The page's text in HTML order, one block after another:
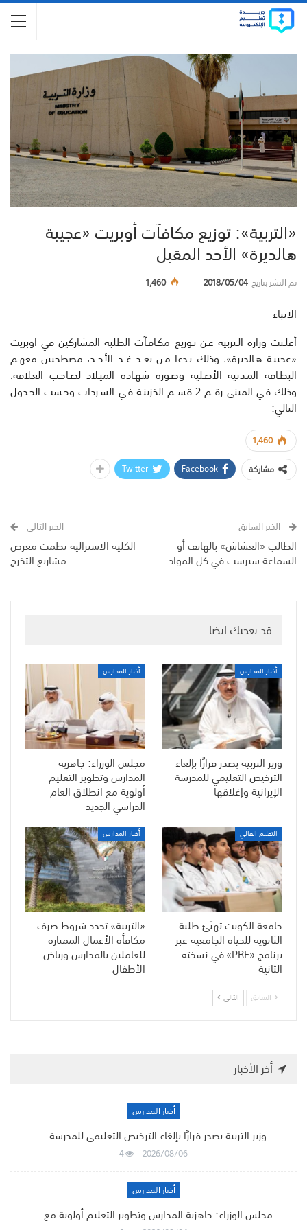
«التربية»: توزيع مكافآت أوبريت «عجيبة
هالديرة» الأحد المقبل
تم النشر بتاريخ2018/05/04
1,460
الانباء
أعلـنت وزارة الـتربية عـن تـوزيع مكـافـآت الطلبة المشاركين في اوبريت
«عجيبـة هـالديرة»، وذلك بـدءا مـن بعــد غــد الأحــد، مصطحبين معهـم
البطـاقة المـدنية الأصـلية وصـورة شهـادة الميـلاد لصـاحـب العـلاقة،
وذلك فـي المبنى رقــم 2 قســم الخزينـة فـي السـرداب وحـسب الجـدول
التالي:
1,460
مشاركة
Facebook
Twitter
الخبر السابق
الطالب «الغشاش» بالهاتف أو
السماعة سيرسب في كل المواد
الخبر التالي
الكلية الاسترالية نظمت معرض
مشاريع التخرج
قد يعجبك ايضا
أخبار المدارس
وزير التربية يصدر قرارًا بإلغاء
الترخيص التعليمي للمدرسة
الإيرانية وإغلاقها
أخبار المدارس
مجلس الوزراء: جاهزية
المدارس وتطوير التعليم
أولوية مع انطلاق العام
الدراسي الجديد
التعليم العالي
جامعة الكويت تهيّئ طلبة
الثانوية للحياة الجامعية عبر
برنامج «PRE» في نسخته
الثانية
أخبار المدارس
«التربية» تحدد شروط صرف
مكافأة الأعمال الممتازة
للعاملين بالمدارس ورياض
الأطفال
السابق التالي
أخر الأخبار
أخبار المدارس
وزير التربية يصدر قرارًا بإلغاء الترخيص التعليمي للمدرسة…
2026/08/06
4
أخبار المدارس
مجلس الوزراء: جاهزية المدارس وتطوير التعليم أولوية مع…